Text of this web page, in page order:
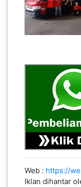
Web : https://
Iklan dihantar